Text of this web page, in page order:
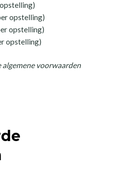
opstelling)
opstelling)
opstelling)
voorwaarden